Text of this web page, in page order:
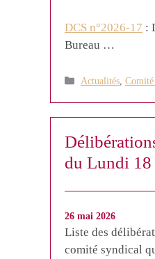
DCS n°2026-17 :
Bureau …
Catégories
Actualités ,
du Lundi
26 mai 2026
Liste des
comité syndical